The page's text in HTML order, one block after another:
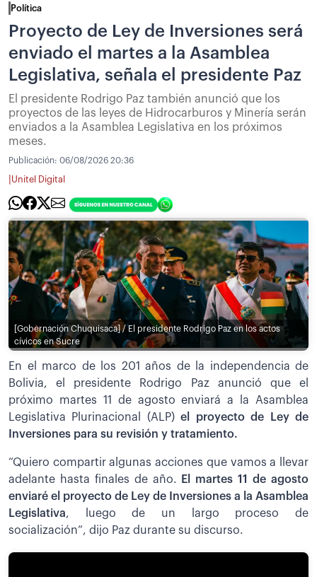
Política
Proyecto de Ley de Inversiones será
enviado el martes a la Asamblea
Legislativa, señala el presidente Paz
El presidente Rodrigo Paz también anunció que los
proyectos de las leyes de Hidrocarburos y Minería serán
enviados a la Asamblea Legislativa en los próximos
meses.
Publicación: 06/08/2026 20:36
Unitel Digital
[Gobernación Chuquisaca] / El presidente Rodrigo Paz en los actos
cívicos en Sucre
En el marco de los 201 años de la independencia de
Bolivia, el presidente Rodrigo Paz anunció que el
próximo martes 11 de agosto enviará a la Asamblea
Legislativa Plurinacional (ALP)el proyecto de Ley de
Inversiones para su revisión y tratamiento.
“Quiero compartir algunas acciones que vamos a llevar
adelante hasta finales de año.
El martes 11 de agosto
enviaré el proyecto de Ley de Inversiones a la Asamblea
Legislativa, luego de un largo proceso de
socialización”, dijo Paz durante su discurso.